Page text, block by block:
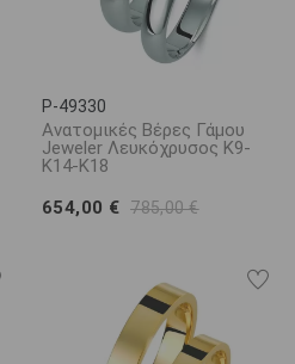
P-49330
Ανατομικές Βέρες Γάμου
Jeweler Λευκόχρυσος Κ9-
Κ14-Κ18
654,00 € 785,00 €